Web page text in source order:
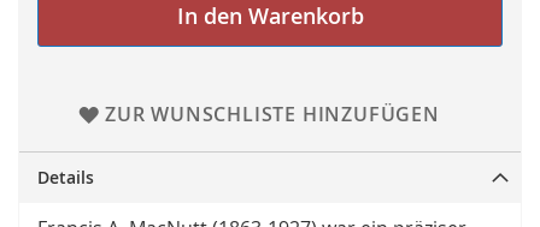
In den Warenkorb
ZUR WUNSCHLISTE HINZUFÜGEN
Details